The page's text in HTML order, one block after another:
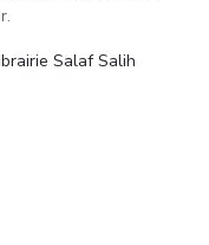
.
Salaf Salih